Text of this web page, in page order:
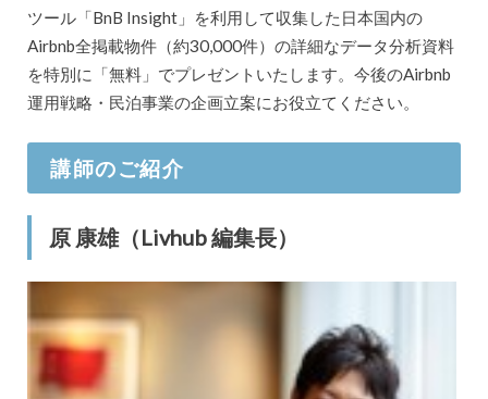
ツール「BnB Insight」を利用して収集した日本国内の
Airbnb全掲載物件（約30,000件）の詳細なデータ分析資料
を特別に「無料」でプレゼントいたします。今後のAirbnb
運用戦略・民泊事業の企画立案にお役立てください。
講師のご紹介
原 康雄（Livhub 編集長）